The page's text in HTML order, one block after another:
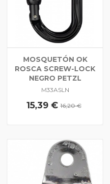
MOSQUETÓN OK
ROSCA SCREW-LOCK
NEGRO PETZL
M33ASLN
15,39 €16,20 €